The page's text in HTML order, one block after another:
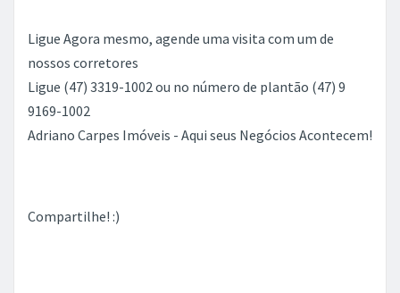
Ligue Agora mesmo, agende uma visita com um de
nossos corretores
Ligue (47) 3319-1002 ou no número de plantão (47) 9
9169-1002
Adriano Carpes Imóveis - Aqui seus Negócios Acontecem!
Compartilhe! :)